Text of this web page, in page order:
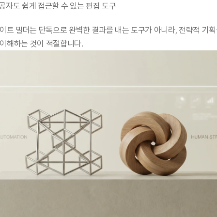
공자도 쉽게 접근할 수 있는 편집 도구
트 빌더는 단독으로 완벽한 결과를 내는 도구가 아니라, 전략적 기
해하는 것이 적절합니다.